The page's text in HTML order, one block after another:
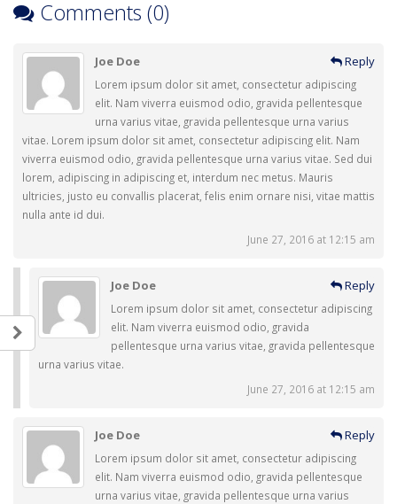
Comments (0)
Joe Doe Reply
Lorem ipsum dolor sit amet, consectetur adipiscing
elit. Nam viverra euismod odio, gravida pellentesque
urna varius vitae, gravida pellentesque urna varius
vitae. Lorem ipsum dolor sit amet, consectetur adipiscing elit. Nam
viverra euismod odio, gravida pellentesque urna varius vitae. Sed dui
lorem, adipiscing in adipiscing et, interdum nec metus. Mauris
ultricies, justo eu convallis placerat, felis enim ornare nisi, vitae mattis
nulla ante id dui.
June 27, 2016 at 12:15 am
Joe Doe Reply
Lorem ipsum dolor sit amet, consectetur adipiscing
elit. Nam viverra euismod odio, gravida
pellentesque urna varius vitae, gravida pellentesque
urna varius vitae.
June 27, 2016 at 12:15 am
Joe Doe Reply
Lorem ipsum dolor sit amet, consectetur adipiscing
elit. Nam viverra euismod odio, gravida pellentesque
urna varius vitae, gravida pellentesque urna varius